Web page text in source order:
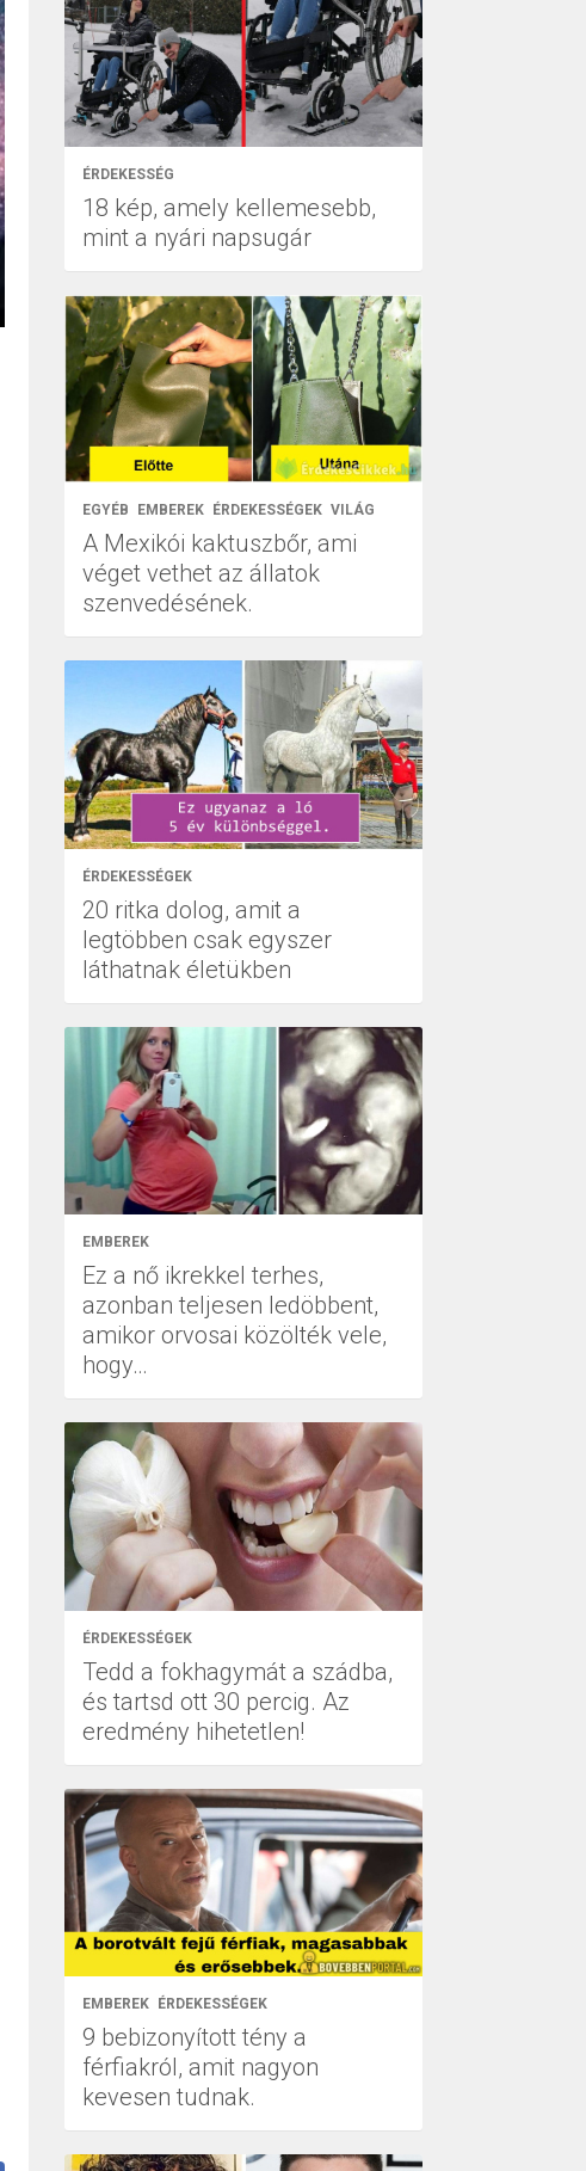
ÉRDEKESSÉG
18 kép, amely kellemesebb,
mint a nyári napsugár
EGYÉB EMBEREK ÉRDEKESSÉGEK VILÁG
A Mexikói kaktuszbőr, ami
véget vethet az állatok
szenvedésének.
ÉRDEKESSÉGEK
20 ritka dolog, amit a
legtöbben csak egyszer
láthatnak életükben
EMBEREK
Ez a nő ikrekkel terhes,
azonban teljesen ledöbbent,
amikor orvosai közölték vele,
hogy…
ÉRDEKESSÉGEK
Tedd a fokhagymát a szádba,
és tartsd ott 30 percig. Az
eredmény hihetetlen!
EMBEREK ÉRDEKESSÉGEK
9 bebizonyított tény a
férfiakról, amit nagyon
kevesen tudnak.